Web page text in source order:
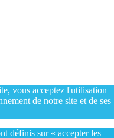
vous acceptez l'utilisation
de notre site et de ses
définis sur « accepter les